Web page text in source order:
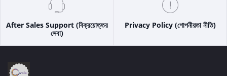
After Sales Support (বিক্রয়োত্তর
সেবা)
Privacy Policy (গোপনীয়তা নীতি)